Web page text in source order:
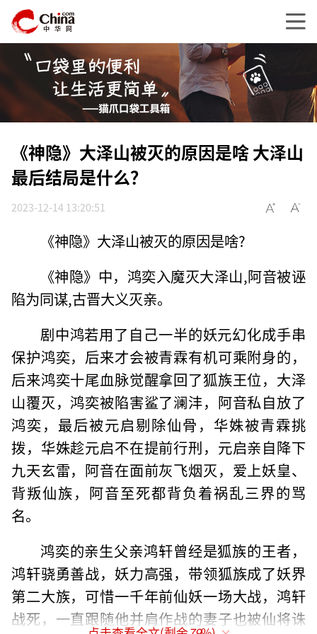
《神隐》大泽山被灭的原因是啥 大泽山
最后结局是什么？
2023-12-14 13:20:51
《神隐》大泽山被灭的原因是啥?
《神隐》中，鸿奕入魔灭大泽山,阿音被诬
陷为同谋,古晋大义灭亲。
剧中鸿若用了自己一半的妖元幻化成手串
保护鸿奕，后来才会被青霖有机可乘附身的，
后来鸿奕十尾血脉觉醒拿回了狐族王位，大泽
山覆灭，鸿奕被陷害鲨了澜沣，阿音私自放了
鸿奕，最后被元启剔除仙骨，华姝被青霖挑
拨，华姝趁元启不在提前行刑，元启亲自降下
九天玄雷，阿音在面前灰飞烟灭，爱上妖皇、
背叛仙族，阿音至死都背负着祸乱三界的骂
名。
鸿奕的亲生父亲鸿轩曾经是狐族的王者，
鸿轩骁勇善战，妖力高强，带领狐族成了妖界
第二大族，可惜一千年前仙妖一场大战，鸿轩
战死，一直跟随他并肩作战的妻子也被仙将诛